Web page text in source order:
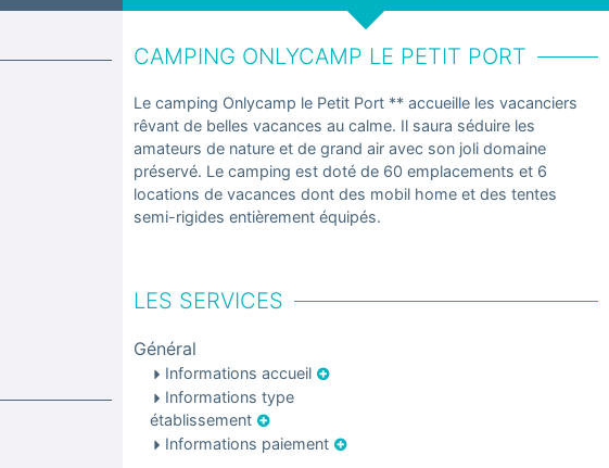
CAMPING ONLYCAMP LE PETIT PORT
Le camping Onlycamp le Petit Port ** accueille les vacanciers
rêvant de belles vacances au calme. Il saura séduire les
amateurs de nature et de grand air avec son joli domaine
préservé. Le camping est doté de 60 emplacements et 6
locations de vacances dont des mobil home et des tentes
semi-rigides entièrement équipés.
LES SERVICES
Général
Informations accueil
Informations type
établissement
Informations paiement